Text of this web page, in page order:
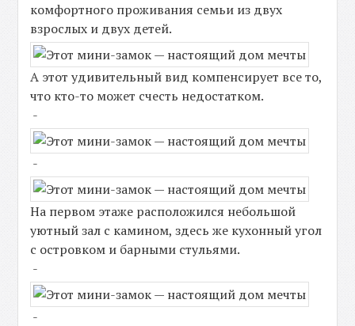
комфортного проживания семьи из двух
взрослых и двух детей.
А этот удивительный вид компенсирует все то,
что кто-то может счесть недостатком.
-
-
На первом этаже расположился небольшой
уютный зал с камином, здесь же кухонный угол
с островком и барными стульями.
-
-